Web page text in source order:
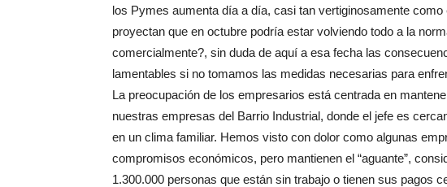
los Pymes aumenta día a día, casi tan vertiginosamente
proyectan que en octubre podría estar volviendo todo a la
comercialmente?, sin duda de aquí a esa fecha las
lamentables si no tomamos las medidas necesarias para
La preocupación de los empresarios está centrada en
nuestras empresas del Barrio Industrial, donde el jefe es
en un clima familiar. Hemos visto con dolor como algunas
compromisos económicos, pero mantienen el “aguante”,
1.300.000 personas que están sin trabajo o tienen sus pagos